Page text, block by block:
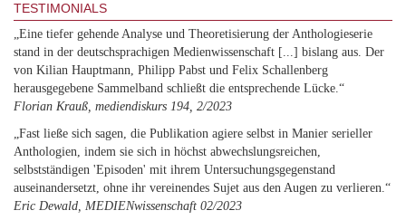
TESTIMONIALS
„Eine tiefer gehende Analyse und Theoretisierung der Anthologieserie
stand in der deutschsprachigen Medienwissenschaft [...] bislang aus. Der
von Kilian Hauptmann, Philipp Pabst und Felix Schallenberg
herausgegebene Sammelband schließt die entsprechende Lücke.“
Florian Krauß, mediendiskurs 194, 2/2023
„Fast ließe sich sagen, die Publikation agiere selbst in Manier serieller
Anthologien, indem sie sich in höchst abwechslungsreichen,
selbstständigen 'Episoden' mit ihrem Untersuchungsgegenstand
auseinandersetzt, ohne ihr vereinendes Sujet aus den Augen zu verlieren.“
Eric Dewald, MEDIENwissenschaft 02/2023